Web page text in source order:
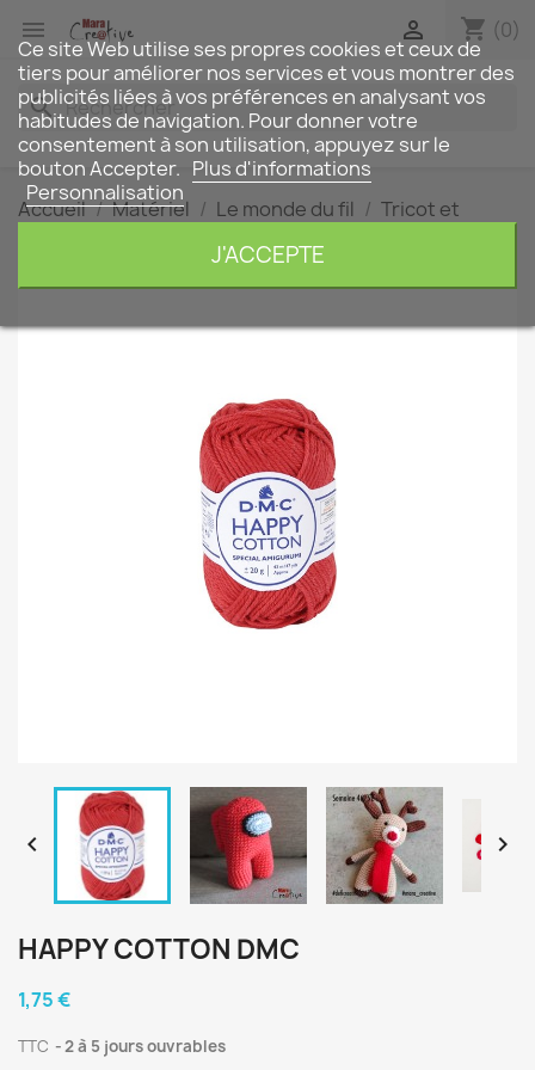
 shopping_cart (0)

search
Accueil Matériel Le monde du fil
Tricot et
 
HAPPY COTTON DMC
1,75 €
TTC 2 à 5 jours ouvrables
Ce site Web utilise ses propres cookies et ceux de
tiers pour améliorer nos services et vous montrer des
publicités liées à vos préférences en analysant vos
habitudes de navigation. Pour donner votre
consentement à son utilisation, appuyez sur le
bouton Accepter. Plus d'informations
Personnalisation
J'ACCEPTE